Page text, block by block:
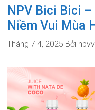
NPV Bici Bici
Niềm Vui Mùa
Tháng 7 4, 2025 Bởi